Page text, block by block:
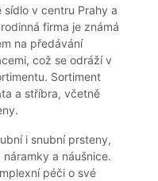
sídlo v centru Prahy a
firma je známá
na předávání
což se odráží v
Sortiment
a stříbra, včetně
i snubní prsteny,
a náušnice.
péči o své